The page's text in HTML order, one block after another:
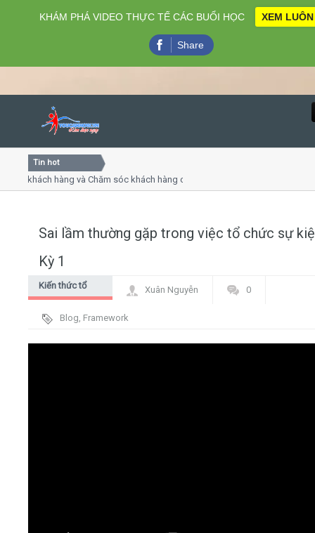
Close
Home
Giới thiệu
Video
Tin hot
hàng và Chăm sóc khách hàng chuyên nghiệp
Sai lầm thường gặp trong việc tổ chức sự
Kỳ 1
Kiến thức tổ
Xuân Nguyễn 0
Blog, Framework
KHÁM PHÁ VIDEO THỰC TẾ CÁC BUỔI HỌC XEM LUÔN
Share